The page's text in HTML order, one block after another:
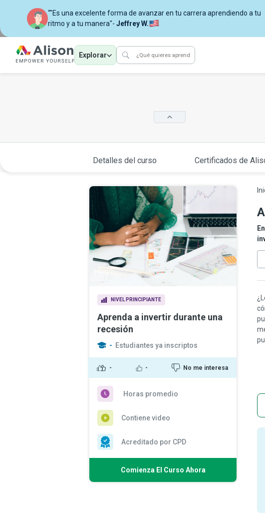
“"Es una excelente forma de avanzar en tu carrera aprendiendo a tu
ritmo y a tu manera"-Jeffrey W.
Explorar
Detalles del curso Certificados de
NIVEL PRINCIPIANTE
Aprenda a invertir durante una
recesión
- Estudiantes ya inscriptos
- - No me interesa
Horas promedio
Contiene video
Acreditado por CPD
Comienza El Curso Ahora